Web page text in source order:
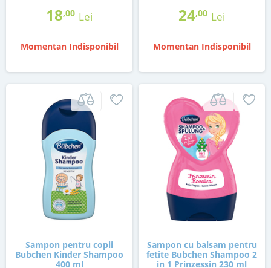
18,00 Lei
Momentan Indisponibil
24,00 Lei
Momentan Indisponibil
Sampon pentru copii
Bubchen Kinder Shampoo
400 ml
Sampon cu balsam pentru
fetite Bubchen Shampoo 2
in 1 Prinzessin 230 ml